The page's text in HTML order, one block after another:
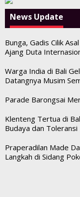
News Update
Bunga, Gadis Cilik
Ajang Duta
Warga India di Bali
Datangnya Musim
Parade Barongsai
Klenteng Tertua di
Budaya dan Toleransi
Praperadilan Made
Langkah di Sidang